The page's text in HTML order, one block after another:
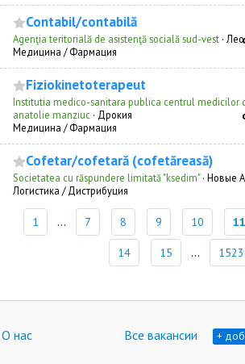
Contabil/contabilă
Agenţia teritorială de asistenţă socială sud-vest ·
Медицина / Фармация
Fiziokinetoterapeut
Institutia medico-sanitara publica centrul medicilor
anatolie manziuc · Дрокия
Медицина / Фармация
Cofetar/cofetară (cofetăreasă)
Societatea cu răspundere limitată "ksedim"· Новые
Логистика / Дистрибуция
1 ... 7 8 9 10 11
14 15 ... 1523
О нас Все вакансии +